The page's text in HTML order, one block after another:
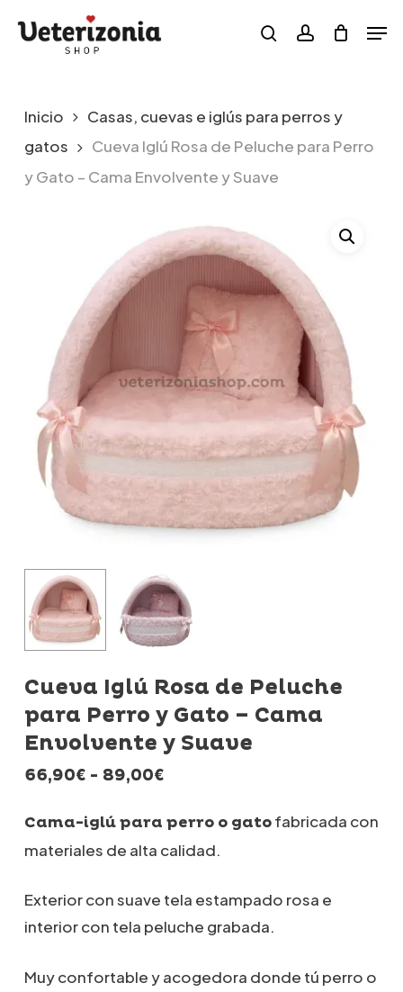
searchaccount
Inicio
Casas, cuevas e iglús para perros y
gatos
Cueva Iglú Rosa de Peluche para Perro
y Gato – Cama Envolvente y Suave
Cueva Iglú Rosa de Peluche
para Perro y Gato – Cama
Envolvente y Suave
66,90€ - 89,00€Rango
precios:
desde
66,90€
89,00€
Cama-iglú para perro o gatofabricada con
materiales de alta calidad.
Exterior con suave tela estampado rosa e
interior con tela peluche grabada.
Muy confortable y acogedora donde tú perro o